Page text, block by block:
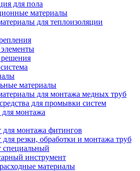
для пола
материалы
для теплоизоляции
материалы
для монтажа медных труб
для промывки систем
монтажа
для монтажа фитингов
резки, обработки и монтажа труб
специальный
инструмент
материалы